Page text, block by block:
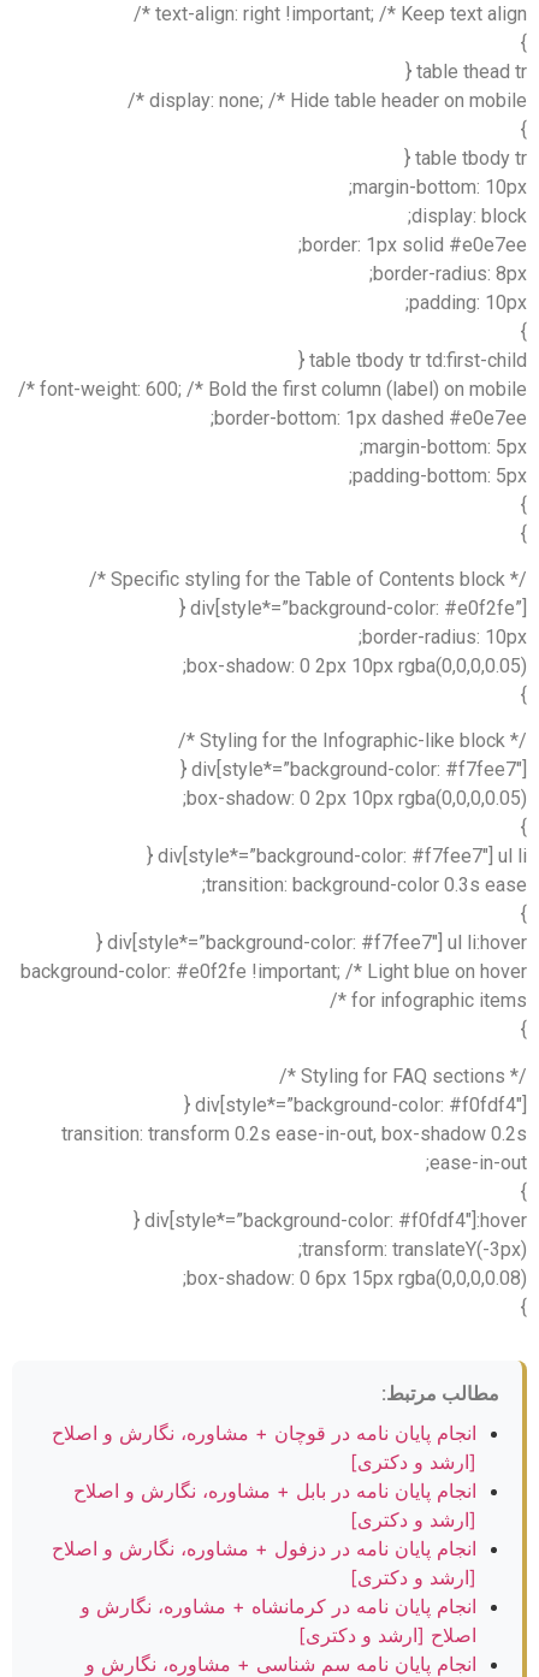
text-align: right !important; /* Keep text
table
display: none; /* Hide table header on
table
margin-bottom:
display:
border: 1px solid
border-radius:
padding:
table tbody tr td:first-
font-weight: 600; /* Bold the first column (label) on
border-bottom: 1px dashed
margin-bottom:
padding-bottom:
div[style*=”background-color:
border-radius:
box-shadow: 0 2px 10px
div[style*=”background-color:
box-shadow: 0 2px 10px
div[style*=”background-color: #f7fee7″]
transition: background-color 0.3s
div[style*=”background-color: #f7fee7″] ul
background-color: #e0f2fe !important; /* Light blue on
for infographic
div[style*=”background-color:
transition: transform 0.2s ease-in-out, box-shadow
ease-in-
div[style*=”background-color:
transform: translateY(-
box-shadow: 0 6px 15px
مطالب مرتبط:
انجام پایان نامه در قوچان + مشاوره، نگارش و اصلاح
[ارشد و دکتری]
انجام پایان نامه در بابل + مشاوره، نگارش و اصلاح
[ارشد و دکتری]
انجام پایان نامه در دزفول + مشاوره، نگارش و اصلاح
[ارشد و دکتری]
انجام پایان نامه در کرمانشاه + مشاوره، نگارش و
اصلاح [ارشد و دکتری]
انجام پایان نامه سم شناسی + مشاوره، نگارش و